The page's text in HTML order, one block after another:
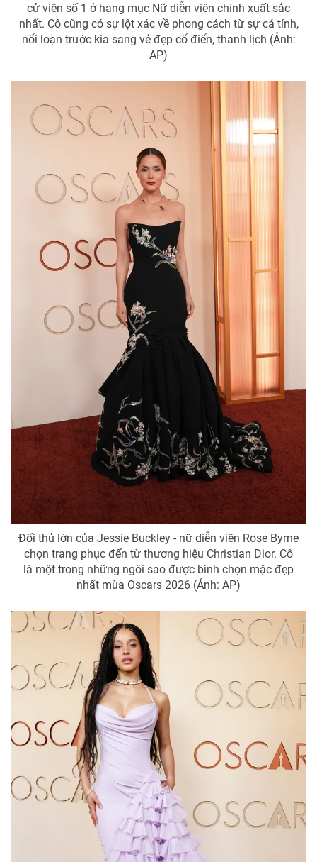
cử viên số 1 ở hạng mục Nữ diễn viên chính xuất sắc
nhất. Cô cũng có sự lột xác về phong cách từ sự cá tính,
nổi loạn trước kia sang vẻ đẹp cổ điển, thanh lịch (Ảnh:
AP)
Đối thủ lớn của Jessie Buckley - nữ diễn viên Rose Byrne
chọn trang phục đến từ thương hiệu Christian Dior. Cô
là một trong những ngôi sao được bình chọn mặc đẹp
nhất mùa Oscars 2026 (Ảnh: AP)